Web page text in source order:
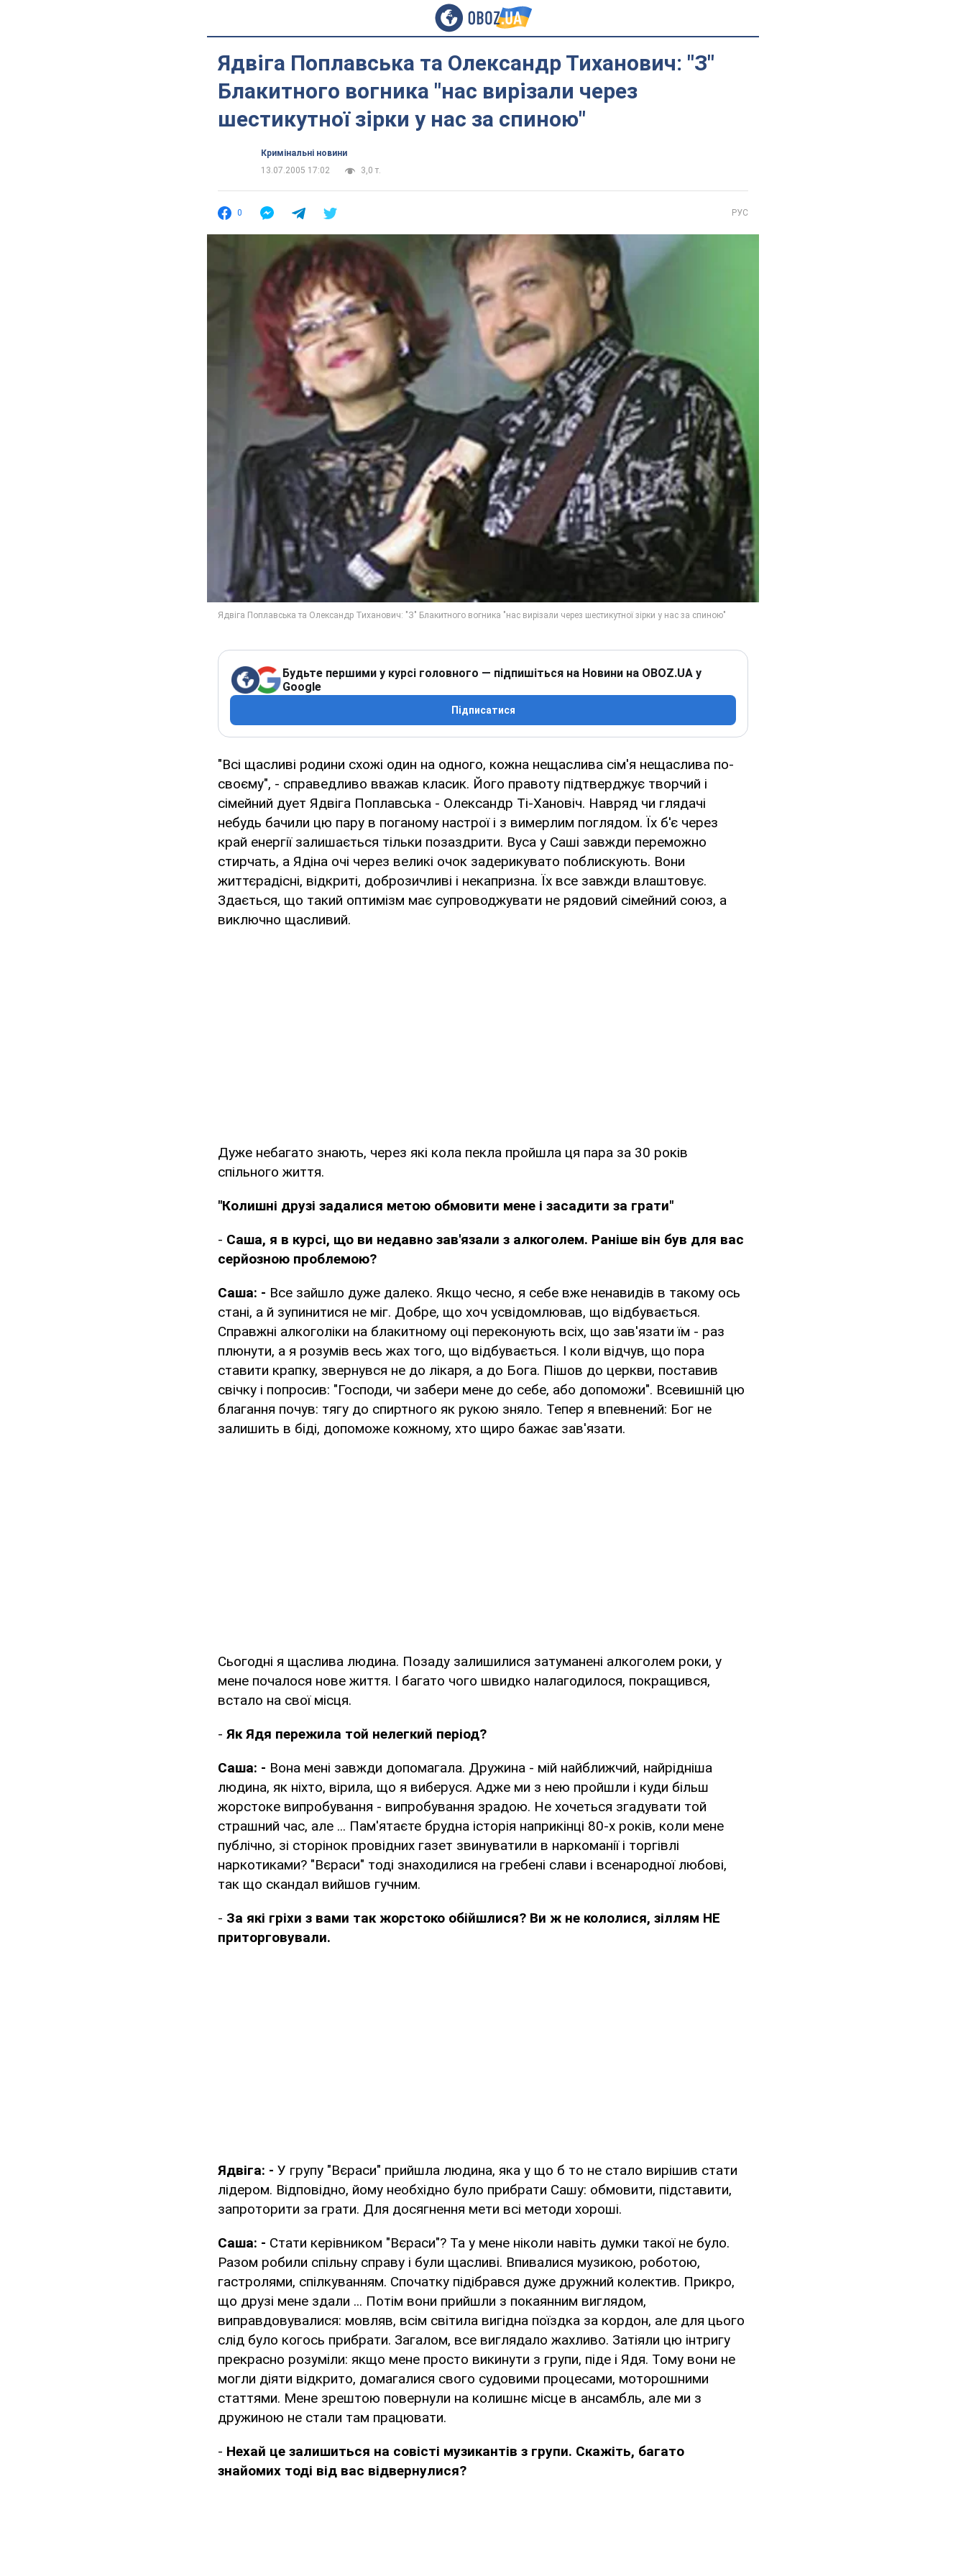
Ядвіга Поплавська та Олександр Тиханович: "З"
Блакитного вогника "нас вирізали через
шестикутної зірки у нас за спиною"
Кримінальні новини
13.07.2005 17:02
3,0 т.
0 РУС
Будьте першими у курсі головного — підпишіться на Новини на OBOZ.UA у
Google
Підписатися
"Всі щасливі родини схожі один на одного, кожна нещаслива сім'я нещаслива по-
своєму", - справедливо вважав класик. Його правоту підтверджує творчий і
сімейний дует Ядвіга Поплавська - Олександр Ті-Хановіч. Навряд чи глядачі
небудь бачили цю пару в поганому настрої і з вимерлим поглядом. Їх б'є через
край енергії залишається тільки позаздрити. Вуса у Саші завжди переможно
стирчать, а Ядіна очі через великі очок задерикувато поблискують. Вони
життєрадісні, відкриті, доброзичливі і некапризна. Їх все завжди влаштовує.
Здається, що такий оптимізм має супроводжувати не рядовий сімейний союз, а
виключно щасливий.
Дуже небагато знають, через які кола пекла пройшла ця пара за 30 років
спільного життя.
"Колишні друзі задалися метою обмовити мене і засадити за грати"
- Саша, я в курсі, що ви недавно зав'язали з алкоголем. Раніше він був для вас
серйозною проблемою?
Саша: - Все зайшло дуже далеко. Якщо чесно, я себе вже ненавидів в такому ось
стані, а й зупинитися не міг. Добре, що хоч усвідомлював, що відбувається.
Справжні алкоголіки на блакитному оці переконують всіх, що зав'язати їм - раз
плюнути, а я розумів весь жах того, що відбувається. І коли відчув, що пора
ставити крапку, звернувся не до лікаря, а до Бога. Пішов до церкви, поставив
свічку і попросив: "Господи, чи забери мене до себе, або допоможи". Всевишній цю
благання почув: тягу до спиртного як рукою зняло. Тепер я впевнений: Бог не
залишить в біді, допоможе кожному, хто щиро бажає зав'язати.
Сьогодні я щаслива людина. Позаду залишилися затуманені алкоголем роки, у
мене почалося нове життя. І багато чого швидко налагодилося, покращився,
встало на свої місця.
- Як Ядя пережила той нелегкий період?
Саша: - Вона мені завжди допомагала. Дружина - мій найближчий, найрідніша
людина, як ніхто, вірила, що я виберуся. Адже ми з нею пройшли і куди більш
жорстоке випробування - випробування зрадою. Не хочеться згадувати той
страшний час, але ... Пам'ятаєте брудна історія наприкінці 80-х років, коли мене
публічно, зі сторінок провідних газет звинуватили в наркоманії і торгівлі
наркотиками? "Вєраси" тоді знаходилися на гребені слави і всенародної любові,
так що скандал вийшов гучним.
- За які гріхи з вами так жорстоко обійшлися? Ви ж не кололися, зіллям НЕ
приторговували.
Ядвіга: - У групу "Вєраси" прийшла людина, яка у що б то не стало вирішив стати
лідером. Відповідно, йому необхідно було прибрати Сашу: обмовити, підставити,
запроторити за грати. Для досягнення мети всі методи хороші.
Саша: - Стати керівником "Вєраси"? Та у мене ніколи навіть думки такої не було.
Разом робили спільну справу і були щасливі. Впивалися музикою, роботою,
гастролями, спілкуванням. Спочатку підібрався дуже дружний колектив. Прикро,
що друзі мене здали ... Потім вони прийшли з покаянним виглядом,
виправдовувалися: мовляв, всім світила вигідна поїздка за кордон, але для цього
слід було когось прибрати. Загалом, все виглядало жахливо. Затіяли цю інтригу
прекрасно розуміли: якщо мене просто викинути з групи, піде і Ядя. Тому вони не
могли діяти відкрито, домагалися свого судовими процесами, моторошними
статтями. Мене зрештою повернули на колишнє місце в ансамбль, але ми з
дружиною не стали там працювати.
- Нехай це залишиться на совісті музикантів з групи. Скажіть, багато
знайомих тоді від вас відвернулися?